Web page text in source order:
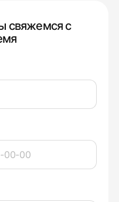
свяжемся с